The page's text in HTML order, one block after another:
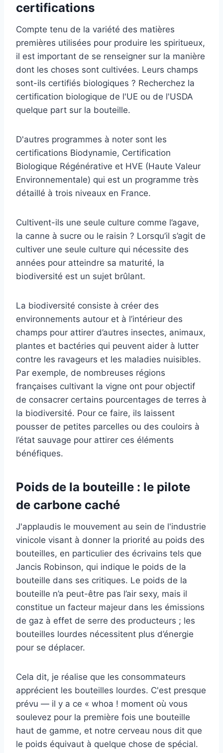
certifications
Compte tenu de la variété des matières
premières utilisées pour produire les spiritueux,
il est important de se renseigner sur la manière
dont les choses sont cultivées. Leurs champs
sont-ils certifiés biologiques ? Recherchez la
certification biologique de l'UE ou de l'USDA
quelque part sur la bouteille.
D'autres programmes à noter sont les
certifications Biodynamie, Certification
Biologique Régénérative et HVE (Haute Valeur
Environnementale) qui est un programme très
détaillé à trois niveaux en France.
Cultivent-ils une seule culture comme l’agave,
la canne à sucre ou le raisin ? Lorsqu’il s’agit de
cultiver une seule culture qui nécessite des
années pour atteindre sa maturité, la
biodiversité est un sujet brûlant.
La biodiversité consiste à créer des
environnements autour et à l’intérieur des
champs pour attirer d’autres insectes, animaux,
plantes et bactéries qui peuvent aider à lutter
contre les ravageurs et les maladies nuisibles.
Par exemple, de nombreuses régions
françaises cultivant la vigne ont pour objectif
de consacrer certains pourcentages de terres à
la biodiversité. Pour ce faire, ils laissent
pousser de petites parcelles ou des couloirs à
l’état sauvage pour attirer ces éléments
bénéfiques.
Poids de la bouteille : le pilote
de carbone caché
J'applaudis le mouvement au sein de l'industrie
vinicole visant à donner la priorité au poids des
bouteilles, en particulier des écrivains tels que
Jancis Robinson, qui indique le poids de la
bouteille dans ses critiques. Le poids de la
bouteille n’a peut-être pas l’air sexy, mais il
constitue un facteur majeur dans les émissions
de gaz à effet de serre des producteurs ; les
bouteilles lourdes nécessitent plus d’énergie
pour se déplacer.
Cela dit, je réalise que les consommateurs
apprécient les bouteilles lourdes. C'est presque
prévu — il y a ce « whoa ! moment où vous
soulevez pour la première fois une bouteille
haut de gamme, et notre cerveau nous dit que
le poids équivaut à quelque chose de spécial.